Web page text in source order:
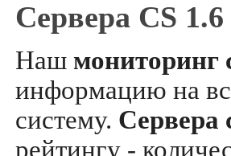
Сервера CS 1.6
Наш мониторинг
информацию на
систему. Сервера
рейтингу -